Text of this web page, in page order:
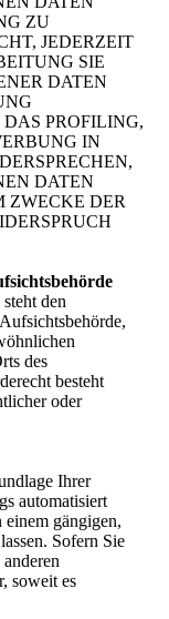
ZU
JEDERZEIT
SIE
DATEN
PROFILING,
IN
DATEN
ZWECKE DER
den
des
besteht
oder
Ihrer
automatisiert
gängigen,
Sofern Sie
soweit es